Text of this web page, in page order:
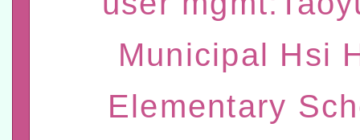
灣師範大學辦理「114至
進學校輔導計畫師資專業
計畫
函轉國家教育研究院中心
民族教育政策研討會「原
趨勢與發展」
轉知教育部國民及學前教
政府教育局辦理「115年
函轉國立臺灣師範大學辦
Municipal Hsi
Elementary